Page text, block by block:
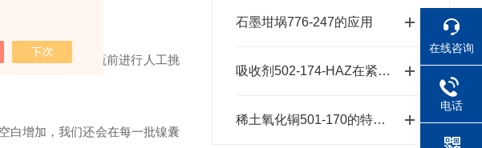
石墨坩埚776-247的应用
吸收剂502-174-HAZ在紧急响应中的作用
稀土氧化铜501-170的特性和应用前景
同类产品
此我们还会在装瓶前进行人工挑
白增加，我们还会在每一批镍囊
在线咨询
电话